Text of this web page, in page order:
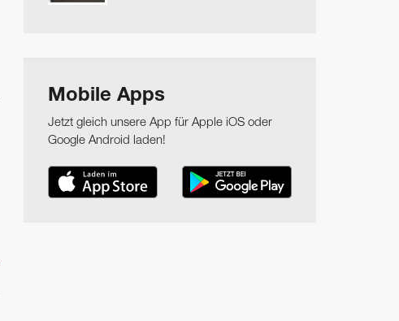
Mobile Apps
Jetzt gleich unsere App für Apple iOS oder
Google Android laden!